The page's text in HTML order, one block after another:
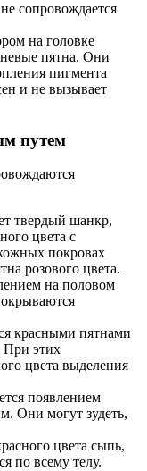
сопровождается
на головке
пятна. Они
пигмента
и не вызывает
путем
твердый шанкр,
цвета с
покровах
розового цвета.
на половом
красными пятнами
При этих
цвета выделения
появлением
Они могут зудеть,
цвета сыпь,
по всему телу.